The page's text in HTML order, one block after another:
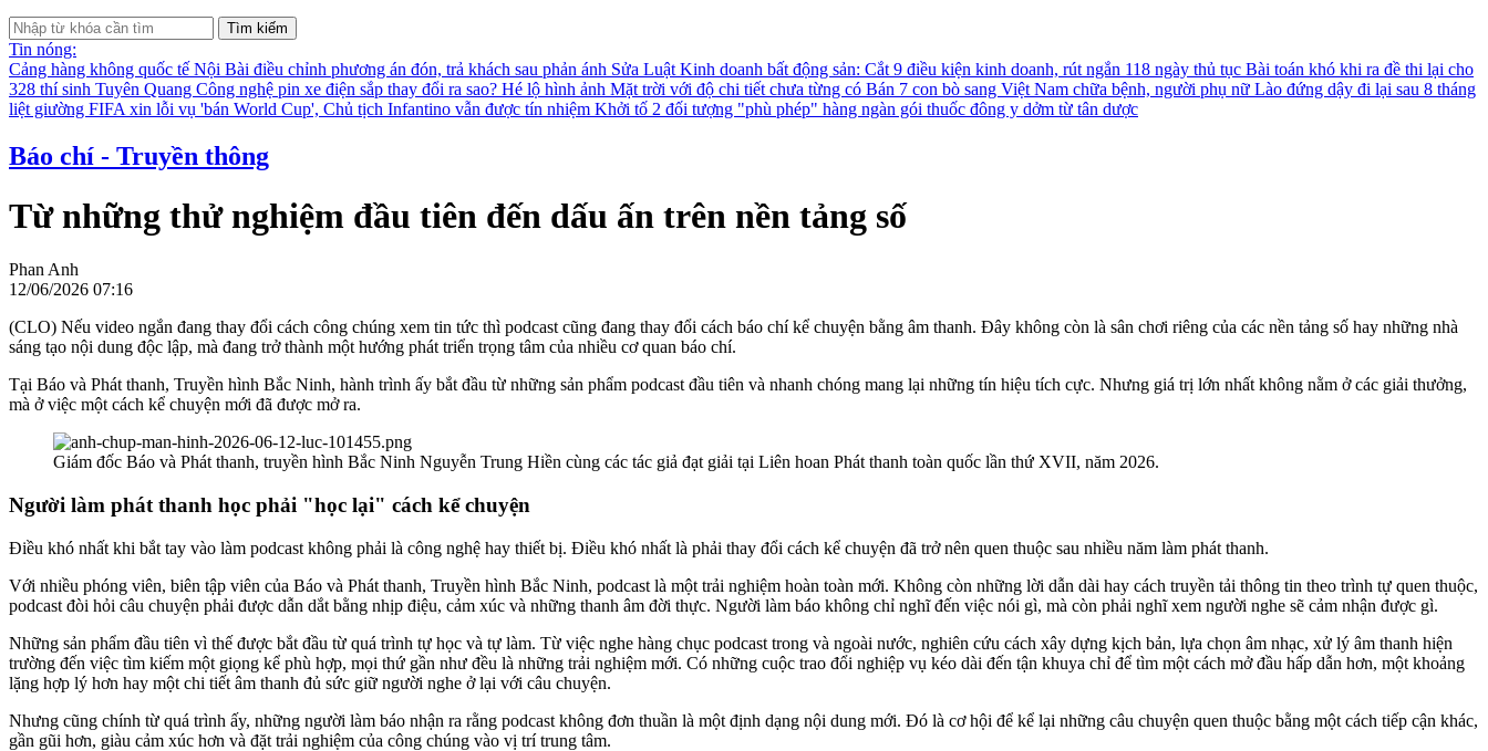
Tìm kiếm
Tin nóng:
Cảng hàng không quốc tế Nội Bài điều chỉnh phương án đón, trả khách sau phản ánh Sửa Luật Kinh doanh bất động sản: Cắt 9 điều kiện kinh doanh, rút ngắn 118 ngày thủ tục Bài toán khó khi ra đề thi lại cho
328 thí sinh Tuyên Quang Công nghệ pin xe điện sắp thay đổi ra sao? Hé lộ hình ảnh Mặt trời với độ chi tiết chưa từng có Bán 7 con bò sang Việt Nam chữa bệnh, người phụ nữ Lào đứng dậy đi lại sau 8 tháng
liệt giường FIFA xin lỗi vụ 'bán World Cup', Chủ tịch Infantino vẫn được tín nhiệm Khởi tố 2 đối tượng "phù phép" hàng ngàn gói thuốc đông y dởm từ tân dược
Báo chí - Truyền thông
Từ những thử nghiệm đầu tiên đến dấu ấn trên nền tảng số
Phan Anh
12/06/2026 07:16
(CLO) Nếu video ngắn đang thay đổi cách công chúng xem tin tức thì podcast cũng đang thay đổi cách báo chí kể chuyện bằng âm thanh. Đây không còn là sân chơi riêng của các nền tảng số hay những nhà
sáng tạo nội dung độc lập, mà đang trở thành một hướng phát triển trọng tâm của nhiều cơ quan báo chí.
Tại Báo và Phát thanh, Truyền hình Bắc Ninh, hành trình ấy bắt đầu từ những sản phẩm podcast đầu tiên và nhanh chóng mang lại những tín hiệu tích cực. Nhưng giá trị lớn nhất không nằm ở các giải thưởng,
mà ở việc một cách kể chuyện mới đã được mở ra.
Giám đốc Báo và Phát thanh, truyền hình Bắc Ninh Nguyễn Trung Hiền cùng các tác giả đạt giải tại Liên hoan Phát thanh toàn quốc lần thứ XVII, năm 2026.
Người làm phát thanh học phải "học lại" cách kể chuyện
Điều khó nhất khi bắt tay vào làm podcast không phải là công nghệ hay thiết bị. Điều khó nhất là phải thay đổi cách kể chuyện đã trở nên quen thuộc sau nhiều năm làm phát thanh.
Với nhiều phóng viên, biên tập viên của Báo và Phát thanh, Truyền hình Bắc Ninh, podcast là một trải nghiệm hoàn toàn mới. Không còn những lời dẫn dài hay cách truyền tải thông tin theo trình tự quen thuộc,
podcast đòi hỏi câu chuyện phải được dẫn dắt bằng nhịp điệu, cảm xúc và những thanh âm đời thực. Người làm báo không chỉ nghĩ đến việc nói gì, mà còn phải nghĩ xem người nghe sẽ cảm nhận được gì.
Những sản phẩm đầu tiên vì thế được bắt đầu từ quá trình tự học và tự làm. Từ việc nghe hàng chục podcast trong và ngoài nước, nghiên cứu cách xây dựng kịch bản, lựa chọn âm nhạc, xử lý âm thanh hiện
trường đến việc tìm kiếm một giọng kể phù hợp, mọi thứ gần như đều là những trải nghiệm mới. Có những cuộc trao đổi nghiệp vụ kéo dài đến tận khuya chỉ để tìm một cách mở đầu hấp dẫn hơn, một khoảng
lặng hợp lý hơn hay một chi tiết âm thanh đủ sức giữ người nghe ở lại với câu chuyện.
Nhưng cũng chính từ quá trình ấy, những người làm báo nhận ra rằng podcast không đơn thuần là một định dạng nội dung mới. Đó là cơ hội để kể lại những câu chuyện quen thuộc bằng một cách tiếp cận khác,
gần gũi hơn, giàu cảm xúc hơn và đặt trải nghiệm của công chúng vào vị trí trung tâm.